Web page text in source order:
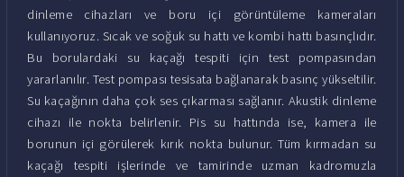
dinleme cihazları ve boru içi görüntüleme kameraları
kullanıyoruz. Sıcak ve soğuk su hattı ve kombi hattı basınçlıdır.
Bu borulardaki su kaçağı tespiti için test pompasından
yararlanılır. Test pompası tesisata bağlanarak basınç yükseltilir.
Su kaçağının daha çok ses çıkarması sağlanır. Akustik dinleme
cihazı ile nokta belirlenir. Pis su hattında ise, kamera ile
borunun içi görülerek kırık nokta bulunur. Tüm kırmadan su
kaçağı tespiti işlerinde ve tamirinde uzman kadromuzla